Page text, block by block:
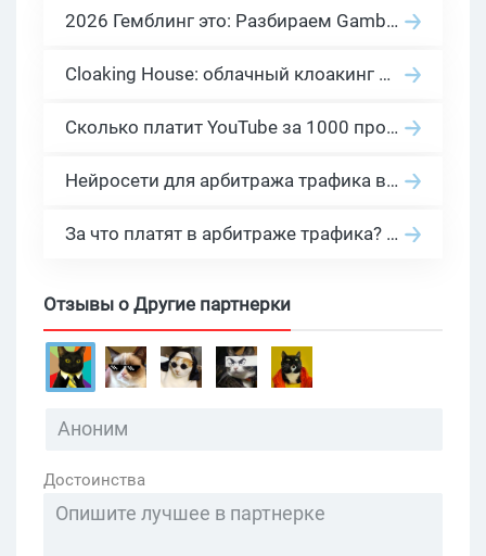
2026 Гемблинг это: Разбираем Gambling вертикаль, и все что связано с гемблинг и беттинг офферами
Cloaking House: облачный клоакинг для фильтрации ботов FB и Google Ads — гайд PHP-интеграции 2026
Сколько платит YouTube за 1000 просмотров в 2026: реальные цифры от 0.5 до 36 USD по ГЕО
Нейросети для арбитража трафика в 2026: инструменты, кейсы и AI-медиабайеры
За что платят в арбитраже трафика? 30 моделей оплаты в бурж и СНГ партнерках
Отзывы о Другие партнерки
Достоинства